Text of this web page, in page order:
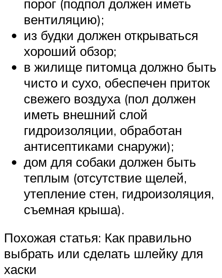
порог (подпол должен иметь
вентиляцию);
из будки должен открываться
хороший обзор;
в жилище питомца должно быть
чисто и сухо, обеспечен приток
свежего воздуха (пол должен
иметь внешний слой
гидроизоляции, обработан
антисептиками снаружи);
дом для собаки должен быть
теплым (отсутствие щелей,
утепление стен, гидроизоляция,
съемная крыша).
Похожая статья: Как правильно
выбрать или сделать шлейку для
хаски